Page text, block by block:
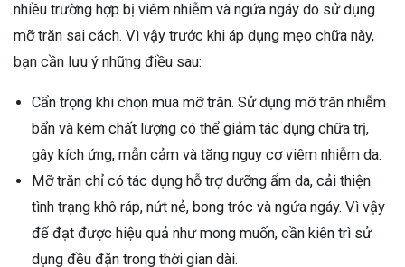
nhiều trường hợp bị viêm nhiễm và ngứa ngáy do sử dụng
mỡ trăn sai cách. Vì vậy trước khi áp dụng mẹo chữa này,
bạn cần lưu ý những điều sau:
Cẩn trọng khi chọn mua mỡ trăn. Sử dụng mỡ trăn nhiễm
bẩn và kém chất lượng có thể giảm tác dụng chữa trị,
gây kích ứng, mẫn cảm và tăng nguy cơ viêm nhiễm da.
Mỡ trăn chỉ có tác dụng hỗ trợ dưỡng ẩm da, cải thiện
tình trạng khô ráp, nứt nẻ, bong tróc và ngứa ngáy. Vì vậy
để đạt được hiệu quả như mong muốn, cần kiên trì sử
dụng đều đặn trong thời gian dài.